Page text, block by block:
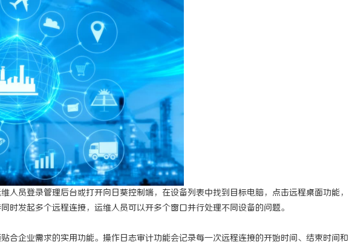
人员登录管理后台或打开向日葵控制端，在设备列表中找到目标电脑，点击远程桌面功能，
时发起多个远程连接，运维人员可以开多个窗口并行处理不同设备的问题。
合企业需求的实用功能。操作日志审计功能会记录每一次远程连接的开始时间、结束时间和